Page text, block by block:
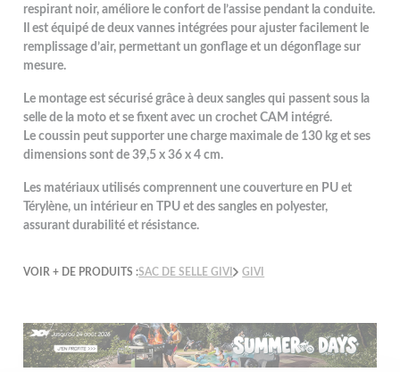
respirant noir, améliore le confort de l’assise pendant la conduite.
Il est équipé de deux vannes intégrées pour ajuster facilement le
remplissage d’air, permettant un gonflage et un dégonflage sur
mesure.
Le montage est sécurisé grâce à deux sangles qui passent sous la
selle de la moto et se fixent avec un crochet CAM intégré.
Le coussin peut supporter une charge maximale de 130 kg et ses
dimensions sont de 39,5 x 36 x 4 cm.
Les matériaux utilisés comprennent une couverture en PU et
Térylène, un intérieur en TPU et des sangles en polyester,
assurant durabilité et résistance.
VOIR + DE PRODUITS :SAC DE SELLE GIVI GIVI